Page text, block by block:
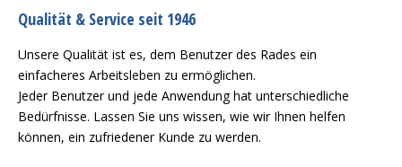
Qualität & Service seit 1946
Unsere Qualität ist es, dem Benutzer des Rades ein
einfacheres Arbeitsleben zu ermöglichen.
Jeder Benutzer und jede Anwendung hat unterschiedliche
Bedürfnisse. Lassen Sie uns wissen, wie wir Ihnen helfen
können, ein zufriedener Kunde zu werden.